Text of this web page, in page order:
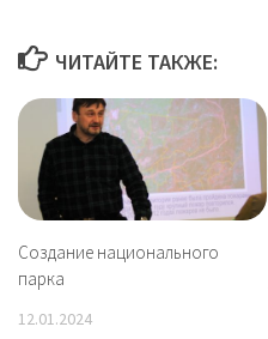
ЧИТАЙТЕ ТАКЖЕ:
Создание национального
парка
12.01.2024